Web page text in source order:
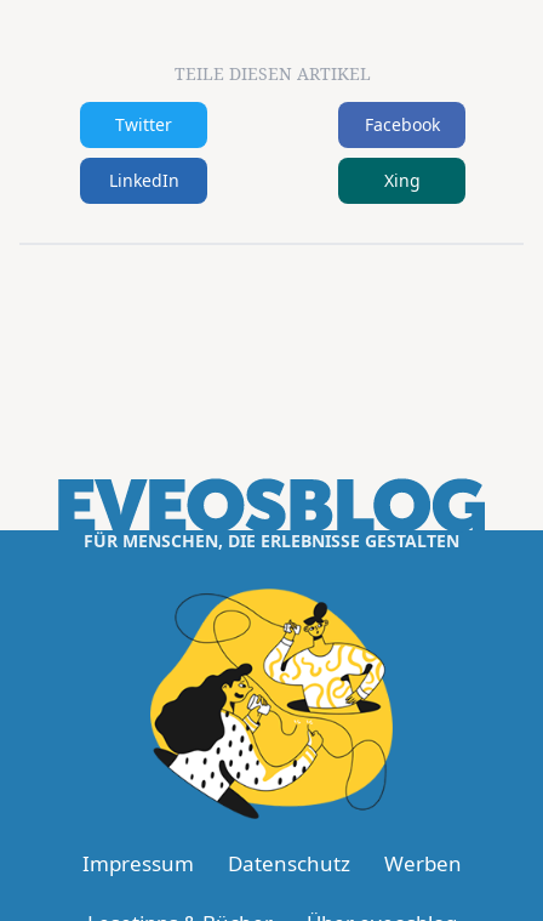
TEILE DIESEN ARTIKEL
Twitter Facebook
LinkedIn Xing
FÜR MENSCHEN, DIE ERLEBNISSE GESTALTEN
Impressum Datenschutz Werben